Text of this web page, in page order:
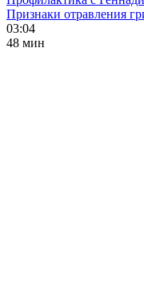
Признаки отравления
03:04
48 мин